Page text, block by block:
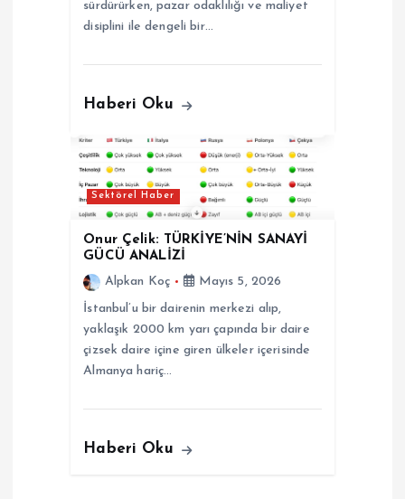
sürdürürken, pazar odaklılığı ve maliyet
disiplini ile dengeli bir…
Haberi Oku
Sektörel Haber
Onur Çelik: TÜRKİYE’NİN SANAYİ
GÜCÜ ANALİZİ
Alpkan Koç
Mayıs 5, 2026
İstanbul’u bir dairenin merkezi alıp,
yaklaşık 2000 km yarı çapında bir daire
çizsek daire içine giren ülkeler içerisinde
Almanya hariç…
Haberi Oku